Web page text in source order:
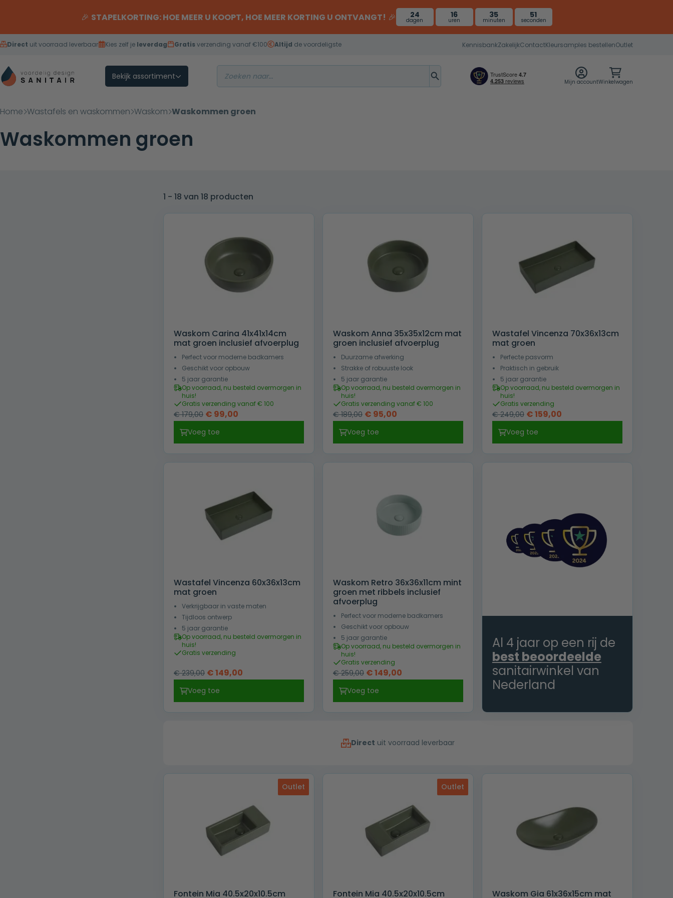
🎉 STAPELKORTING: HOE MEER U KOOPT, HOE MEER KORTING U ONTVANGT! 🎉 24
dagen
16
uren
35
minuten
50
seconden
Direct uit voorraad leverbaar Kies zelf je leverdag Gratisverzending vanaf €100 Altijd de voordeligste KennisbankZakelijkContactKleursamples bestellenOutlet
Bekijk assortiment
Mijn accountWinkelwagen
Home Wastafels en waskommen Waskom Waskommen groen
Waskommen groen
1 - 18 van 18 producten
Waskom Carina 41x41x14cm
mat groen inclusief afvoerplug
Perfect voor moderne badkamers
Geschikt voor opbouw
5 jaar garantie
Op voorraad, nu besteld overmorgen in
huis!
Gratis verzending vanaf € 100
€179,00 Oorspronkelijke
was:
€ 179,00.
€ 99,00Huidige
€ 99,00.
Voeg toe
Waskom Anna 35x35x12cm mat
groen inclusief afvoerplug
Duurzame afwerking
Strakke of robuuste look
5 jaar garantie
Op voorraad, nu besteld overmorgen in
huis!
Gratis verzending vanaf € 100
€189,00 Oorspronkelijke
was:
€ 189,00.
€ 95,00Huidige
€ 95,00.
Voeg toe
Wastafel Vincenza 70x36x13cm
mat groen
Perfecte pasvorm
Praktisch in gebruik
5 jaar garantie
Op voorraad, nu besteld overmorgen in
huis!
Gratis verzending
€249,00 Oorspronkelijke
€ 249,00.
€159,00Huidige
€ 159,00.
Voeg toe
Wastafel Vincenza 60x36x13cm
mat groen
Verkrijgbaar in vaste maten
Tijdloos ontwerp
5 jaar garantie
Op voorraad, nu besteld overmorgen in
huis!
Gratis verzending
€239,00 Oorspronkelijke
€ 239,00.
€149,00Huidige
€ 149,00.
Voeg toe
Waskom Retro 36x36x11cm mint
groen met ribbels inclusief
afvoerplug
Perfect voor moderne badkamers
Geschikt voor opbouw
5 jaar garantie
Op voorraad, nu besteld overmorgen in
huis!
Gratis verzending
€259,00 Oorspronkelijke
€ 259,00.
€149,00Huidige
€ 149,00.
Voeg toe
Al 4 jaar op een rij de
best beoordeelde
sanitairwinkel van
Nederland
Direct uit voorraad leverbaar
Fontein Mia 40.5x20x10.5cm
Outlet
Fontein Mia 40.5x20x10.5cm
Outlet
Waskom Gia 61x36x15cm mat